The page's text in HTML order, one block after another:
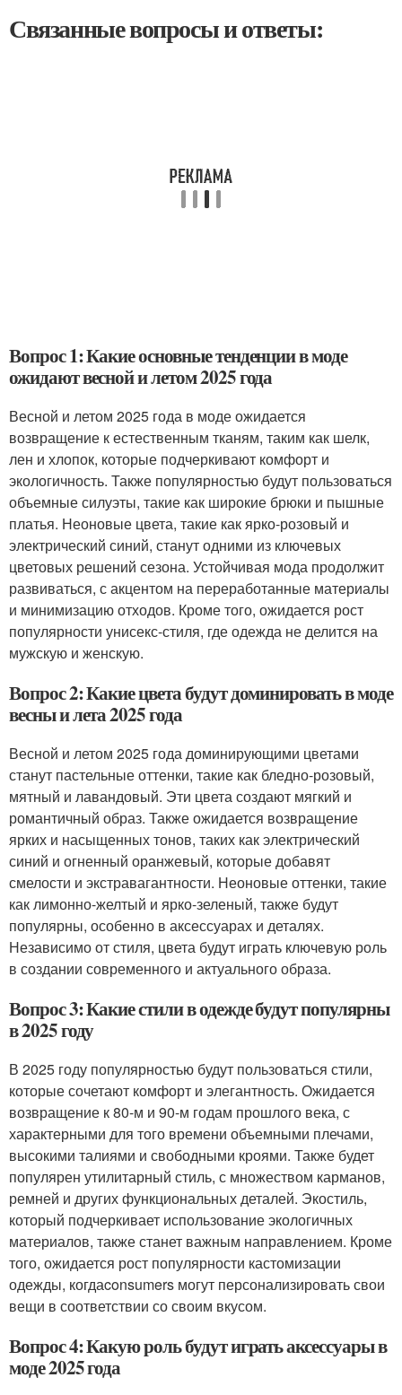
Связанные вопросы и ответы:
Вопрос 1: Какие основные тенденции в моде
ожидают весной и летом 2025 года
Весной и летом 2025 года в моде ожидается
возвращение к естественным тканям, таким как шелк,
лен и хлопок, которые подчеркивают комфорт и
экологичность. Также популярностью будут пользоваться
объемные силуэты, такие как широкие брюки и пышные
платья. Неоновые цвета, такие как ярко-розовый и
электрический синий, станут одними из ключевых
цветовых решений сезона. Устойчивая мода продолжит
развиваться, с акцентом на переработанные материалы
и минимизацию отходов. Кроме того, ожидается рост
популярности унисекс-стиля, где одежда не делится на
мужскую и женскую.
Вопрос 2: Какие цвета будут доминировать в моде
весны и лета 2025 года
Весной и летом 2025 года доминирующими цветами
станут пастельные оттенки, такие как бледно-розовый,
мятный и лавандовый. Эти цвета создают мягкий и
романтичный образ. Также ожидается возвращение
ярких и насыщенных тонов, таких как электрический
синий и огненный оранжевый, которые добавят
смелости и экстравагантности. Неоновые оттенки, такие
как лимонно-желтый и ярко-зеленый, также будут
популярны, особенно в аксессуарах и деталях.
Независимо от стиля, цвета будут играть ключевую роль
в создании современного и актуального образа.
Вопрос 3: Какие стили в одежде будут популярны
в 2025 году
В 2025 году популярностью будут пользоваться стили,
которые сочетают комфорт и элегантность. Ожидается
возвращение к 80-м и 90-м годам прошлого века, с
характерными для того времени объемными плечами,
высокими талиями и свободными кроями. Также будет
популярен утилитарный стиль, с множеством карманов,
ремней и других функциональных деталей. Экостиль,
который подчеркивает использование экологичных
материалов, также станет важным направлением. Кроме
того, ожидается рост популярности кастомизации
одежды, когдаconsumers могут персонализировать свои
вещи в соответствии со своим вкусом.
Вопрос 4: Какую роль будут играть аксессуары в
моде 2025 года